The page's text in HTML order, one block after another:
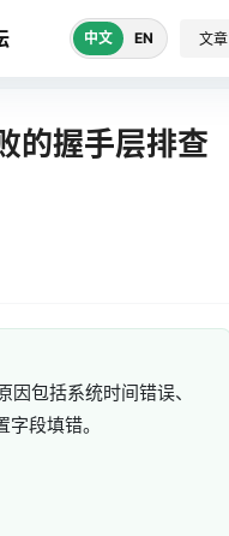
中文 EN 文章
的握手层排查
包括系统时间错误、
段填错。